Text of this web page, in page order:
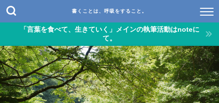
書くことは、呼吸をすること。
「言葉を食べて、生きていく」メインの執筆活動はnoteに
て。